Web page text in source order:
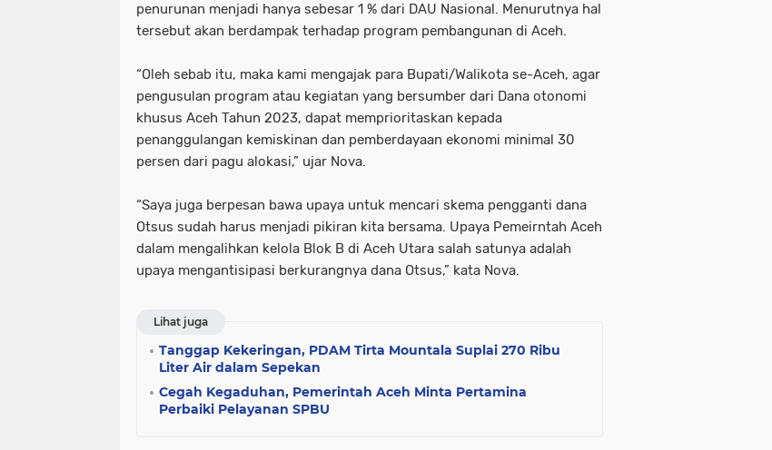
penurunan menjadi hanya sebesar 1 % dari DAU Nasional. Menurutnya hal
tersebut akan berdampak terhadap program pembangunan di Aceh.
“Oleh sebab itu, maka kami mengajak para Bupati/Walikota se-Aceh, agar
pengusulan program atau kegiatan yang bersumber dari Dana otonomi
khusus Aceh Tahun 2023, dapat memprioritaskan kepada
penanggulangan kemiskinan dan pemberdayaan ekonomi minimal 30
persen dari pagu alokasi,” ujar Nova.
“Saya juga berpesan bawa upaya untuk mencari skema pengganti dana
Otsus sudah harus menjadi pikiran kita bersama. Upaya Pemeirntah Aceh
dalam mengalihkan kelola Blok B di Aceh Utara salah satunya adalah
upaya mengantisipasi berkurangnya dana Otsus,” kata Nova.
Lihat juga
Tanggap Kekeringan, PDAM Tirta Mountala Suplai 270 Ribu
Liter Air dalam Sepekan
Cegah Kegaduhan, Pemerintah Aceh Minta Pertamina
Perbaiki Pelayanan SPBU